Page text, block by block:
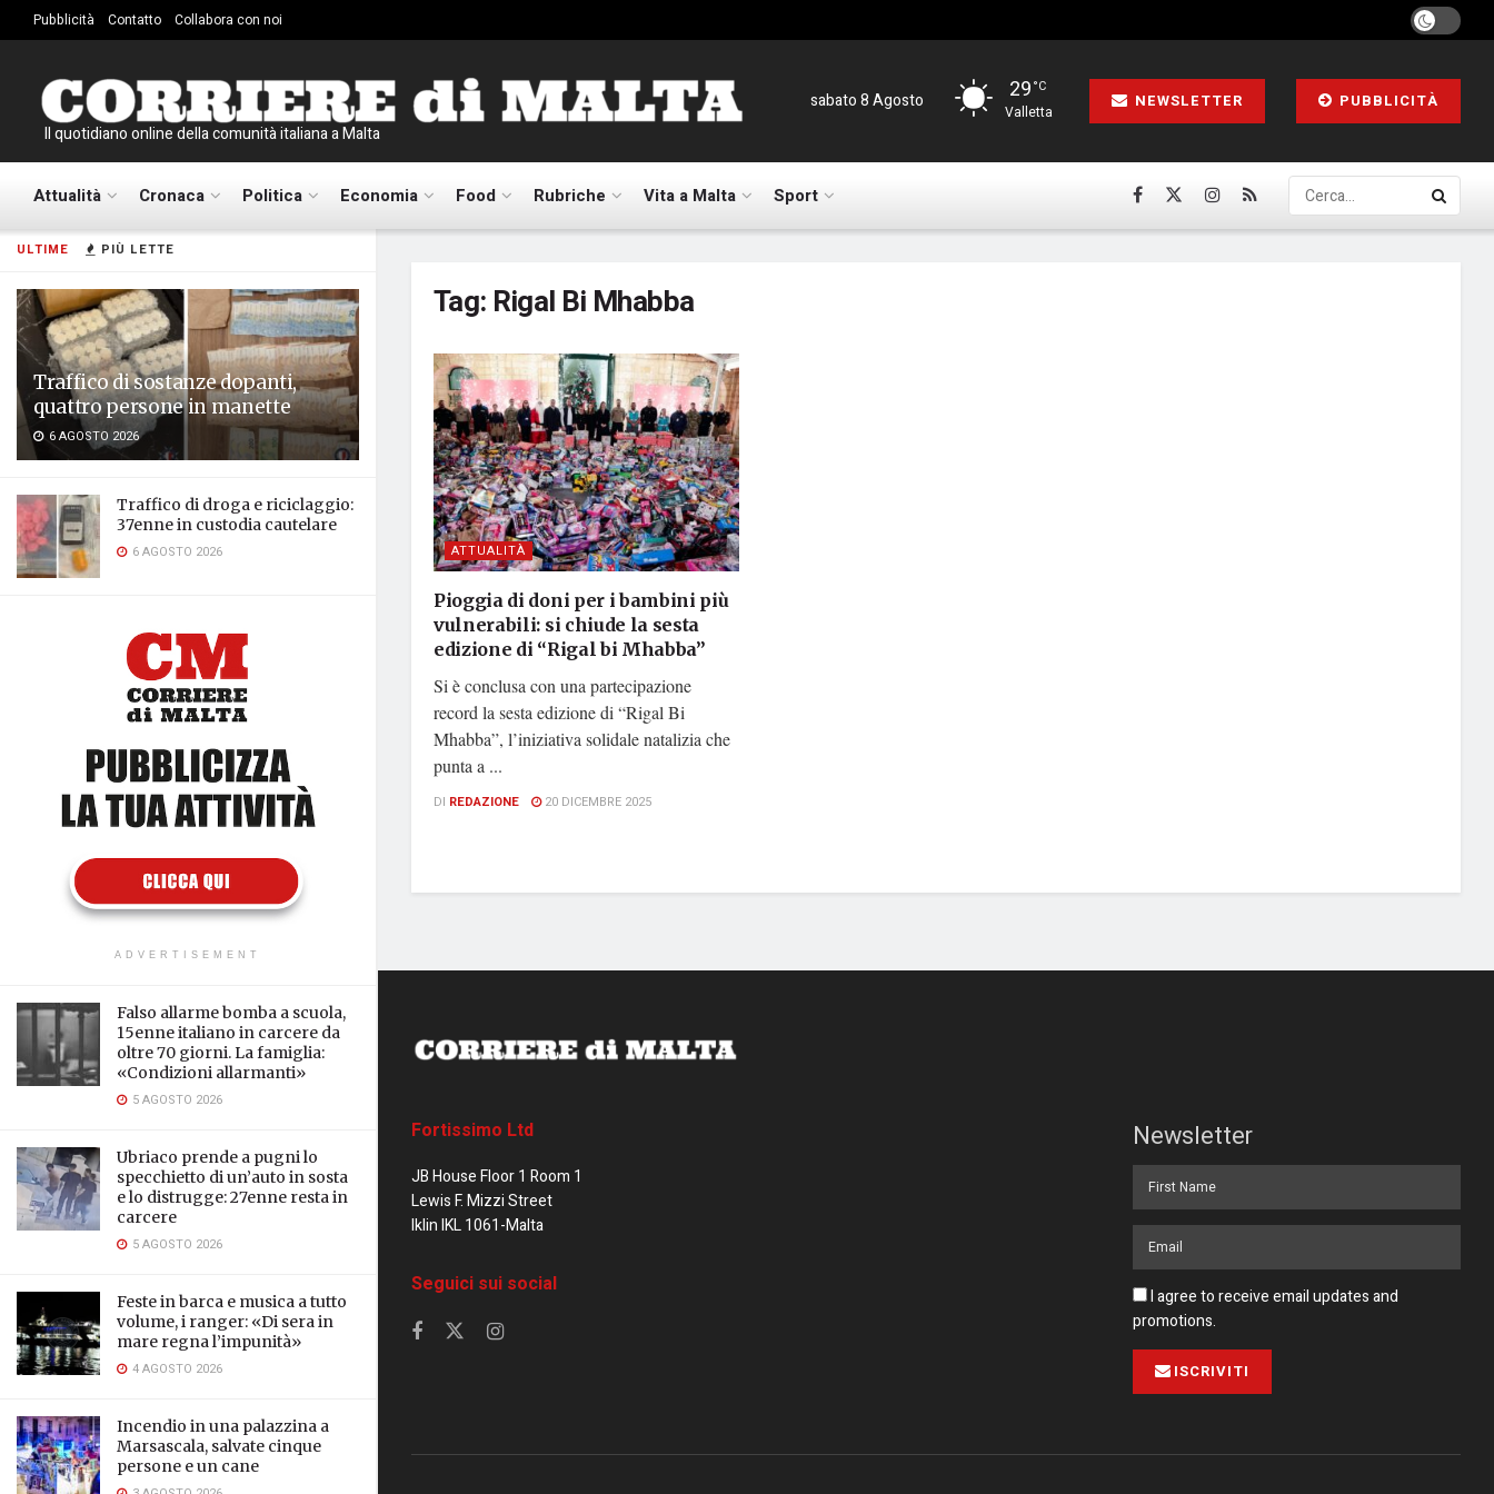
ULTIME PIÙ LETTE
Traffico di sostanze dopanti,
quattro persone in manette
6 AGOSTO 2026
Traffico di droga e riciclaggio:
37enne in custodia cautelare
6 AGOSTO 2026
ADVERTISEMENT
Falso allarme bomba a scuola,
15enne italiano in carcere da
oltre 70 giorni. La famiglia:
«Condizioni allarmanti»
5 AGOSTO 2026
Ubriaco prende a pugni lo
specchietto di un’auto in sosta
e lo distrugge: 27enne resta in
carcere
5 AGOSTO 2026
Feste in barca e musica a tutto
volume, i ranger: «Di sera in
mare regna l’impunità»
4 AGOSTO 2026
Incendio in una palazzina a
Marsascala, salvate cinque
persone e un cane
Pubblicità Contatto Collabora con noi
Il quotidiano online della comunità italiana a Malta
sabato 8 Agosto 29°C
Valletta
NEWSLETTER PUBBLICITÀ
Attualità Cronaca Politica Economia Food Rubriche Vita a Malta Sport
Tag: Rigal Bi Mhabba
ATTUALITÀ
Pioggia di doni per i bambini più
vulnerabili: si chiude la sesta
edizione di “Rigal bi Mhabba”
Si è conclusa con una partecipazione
record la sesta edizione di “Rigal Bi
Mhabba”, l’iniziativa solidale natalizia che
punta a ...
DI REDAZIONE 20 DICEMBRE 2025
Fortissimo Ltd
JB House Floor 1 Room 1
Lewis F. Mizzi Street
Iklin IKL 1061-Malta
Seguici sui social
Newsletter
I agree to receive email updates and
promotions.
ISCRIVITI